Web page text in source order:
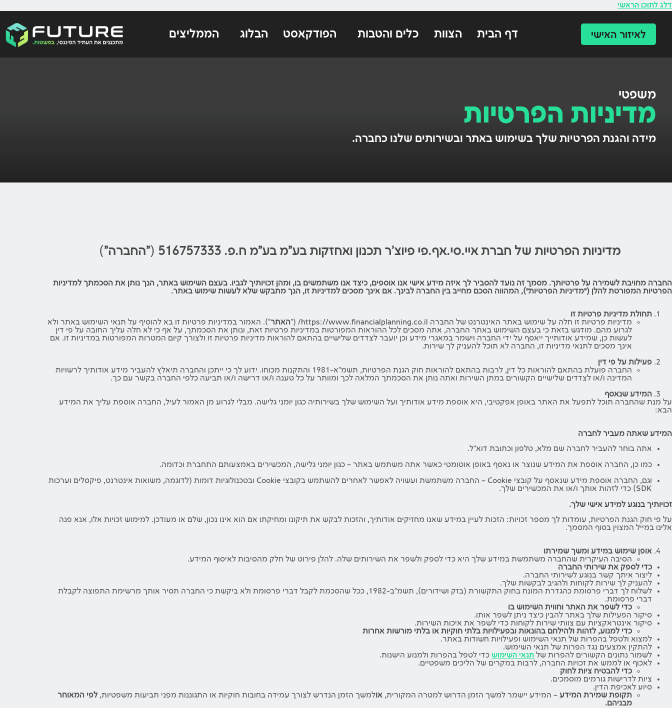
לתוכן
דלג לתוכן הראשי
דף הבית הצוות כלים והטבות הפודקאסט הבלוג הממליצים לאיזור האישי
משפטי
מדיניות הפרטיות
מידה והגנת הפרטיות שלך בשימוש באתר ובשירותים שלנו כחברה.
מדיניות הפרטיות של חברת איי.סי.אף.פי פיוצ'ר תכנון ואחזקות בע"מ בע"מ ח.פ. 516757333 ("החברה")
החברה מחויבת לשמירה על פרטיותך. מסמך זה נועד להסביר לך איזה מידע אישי אנו אוספים, כיצד אנו משתמשים בו, ומהן זכויותיך לגביו. בעצם השימוש באתר, הנך נותן את הסכמתך למדיניות
הפרטיות המפורטת להלן (״מדיניות הפרטיות״), המהווה הסכם מחייב בין החברה לבינך. אם אינך מסכים למדיניות זו, הנך מתבקש שלא לעשות שימוש באתר.
תחולת מדיניות פרטיות זו
מדיניות פרטיות זו חלה על שימוש באתר האינטרנט של החברה https://www.financialplanning.co.il/ ("
האתר"). האמור במדיניות פרטיות זו בא להוסיף על תנאי השימוש באתר ולא
לגרוע מהם. מודגש בזאת כי בעצם השימוש באתר החברה, אתה מסכים לכל ההוראות המפורטות במדיניות פרטיות זאת, ונותן את הסכמתך, על אף כי לא חלה עליך החובה על פי דין
לעשות כן, שמידע אודותייך ייאסף על ידי החברה וישמר במאגרי מידע וכן יועבר לצדדים שלישיים בהתאם להוראות מדיניות פרטיות זו ולצורך קיום המטרות המפורטות במדיניות זו. אם
אינך מסכים לתנאי מדיניות זו, החברה לא תוכל להעניק לך שירות.
פעילות על פי דין
החברה פועלת בהתאם להוראות כל דין, לרבות בהתאם להוראות חוק הגנת הפרטיות, תשמ"א-1981 והתקנות מכוחו. ידוע לך כי ייתכן והחברה תיאלץ להעביר מידע אודותיך לרשויות
המדינה ו/או לצדדים שלישיים הקשורים במתן השירות ואתה נותן את הסכמתך המלאה לכך ומוותר על כל טענה ו/או דרישה ו/או תביעה כלפי החברה בקשר עם כך.
המידע שנאסף
על מנת שהחברה תוכל לתפעל את האתר באופן אפקטיבי, היא אוספת מידע אודותיך ועל השימוש שלך בשירותיה כגון יומני גלישה. מבלי לגרוע מן האמור לעיל, החברה אוספת עליך את המידע
הבא:
המידע שאתה מעביר לחברה
אתה בוחר להעביר לחברה שם מלא, טלפון וכתובת דוא"ל.
כמו כן, החברה אוספת את המידע שנוצר או נאסף באופן אוטומטי כאשר אתה משתמש באתר – כגון יומני גלישה, המכשירים באמצעותם התחברת וכדומה.
וגם, החברה אוספת מידע שנאסף על קובצי Cookie – החברה משתמשת ועשויה לאפשר לאחרים להשתמש בקובצי Cookie ובטכנולוגיות דומות (לדוגמה, משואות אינטרנט, פיקסלים וערכות
SDK) כדי לזהות אותך ו/או את המכשירים שלך.
זכויותיך בנוגע למידע אישי שלך.
על פי חוק הגנת הפרטיות, עומדות לך מספר זכויות: הזכות לעיין במידע שאנו מחזיקים אודותיך, והזכות לבקש את תיקונו ומחיקתו אם הוא אינו נכון, שלם או מעודכן. למימוש זכויות אלו, אנא פנה
אלינו במייל המצוין בסוף המסמך.
אופן שימוש במידע ומשך שמירתו
הסיבה העיקרית שהחברה משתמשת במידע שלך היא כדי לספק ולשפר את השירותים שלה. להלן פירוט של חלק מהסיבות לאיסוף המידע.
כדי לספק את שירותי החברה
ליצור איתך קשר בנוגע לשירותי החברה.
להעניק לך שירות לקוחות ולהגיב לבקשות שלך.
לשלוח לך דברי פרסומת כהגדרת המונח בחוק התקשורת (בזק ושידורים), תשמ"ב-1982, ככל שהסכמת לקבל דברי פרסומת ולא ביקשת כי החברה תסיר אותך מרשימת התפוצה לקבלת
דברי פרסומת.
כדי לשפר את האתר וחווית השימוש בו
סיקור הפעילות שלך באתר להבין כיצד ניתן לשפר אותו.
סיקור אינטראקציות עם צוותי שירות לקוחות כדי לשפר את איכות השירות.
כדי למנוע, לזהות ולהילחם בהונאות ובפעילויות בלתי חוקיות או בלתי מורשות אחרות
למצוא ולטפל בהפרות של תנאי השימוש ופעילויות חשודות באתר.
להתקין אמצעים נגד הפרות של תנאי השימוש.
לשמור נתונים הקשורים להפרות של תנאי השימוש כדי לטפל בהפרות ולמנוע הישנות.
לאכוף או לממש את זכויות החברה, לרבות במקרים של הליכים משפטיים.
כדי להבטיח ציות לחוק
ציות לדרישות גורמים מוסמכים.
סיוע לאכיפת הדין.
תקופת שמירת המידע – המידע יישמר למשך הזמן הדרוש למטרה המקורית, אולמשך הזמן הנדרש לצורך עמידה בחובות חוקיות או התגוננות מפני תביעות משפטיות, לפי המאוחר
מבניהם.